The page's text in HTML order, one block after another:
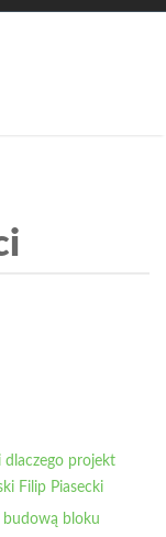
dlaczego projekt
Filip Piasecki
budową bloku